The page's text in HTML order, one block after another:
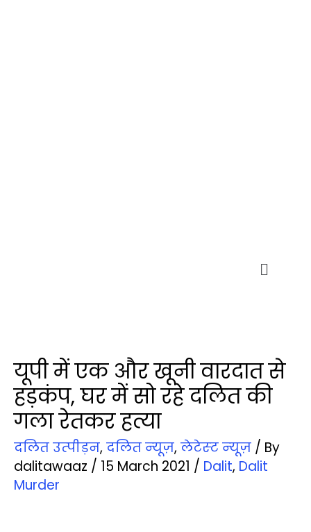
यूपी में एक और खूनी वारदात से
हड़कंप, घर में सो रहे दलित की
गला रेतकर हत्या
दलित उत्‍पीड़न, दलित न्‍यूज़, लेटेस्‍ट न्‍यूज़ / By
dalitawaaz / 15 March 2021 / Dalit, Dalit
Murder